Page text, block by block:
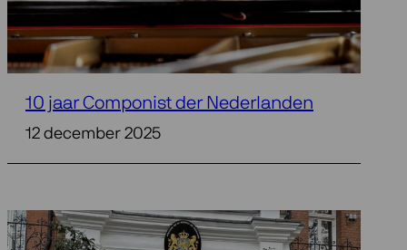
10 jaar Componist der Nederlanden
12 december 2025